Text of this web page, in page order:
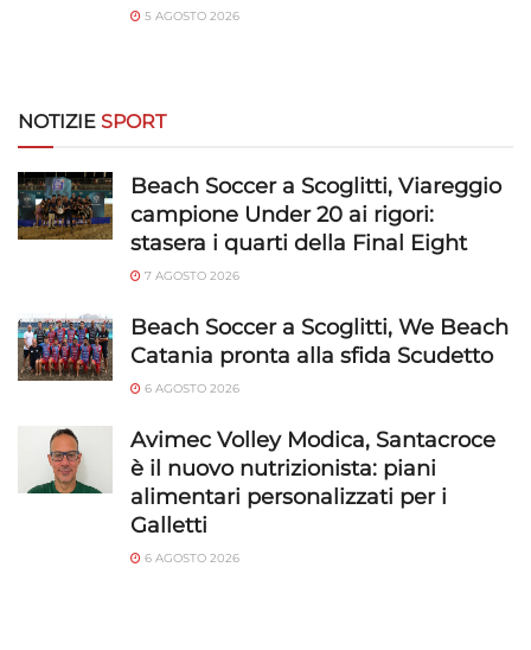
5 AGOSTO 2026
NOTIZIE SPORT
Beach Soccer a Scoglitti, Viareggio
campione Under 20 ai rigori:
stasera i quarti della Final Eight
7 AGOSTO 2026
Beach Soccer a Scoglitti, We Beach
Catania pronta alla sfida Scudetto
6 AGOSTO 2026
Avimec Volley Modica, Santacroce
è il nuovo nutrizionista: piani
alimentari personalizzati per i
Galletti
6 AGOSTO 2026